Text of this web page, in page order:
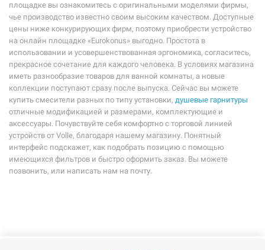
площадке вы ознакомитесь с оригинальными моделями фирмы,
чье производство известно своим высоким качеством. Доступные
цены ниже конкурирующих фирм, поэтому приобрести устройство
на онлайн площадке «Eurokonus» выгодно. Простота в
использовании и усовершенствованная эргономика, согласитесь,
прекрасное сочетание для каждого человека. В условиях магазина
иметь разнообразие товаров для ванной комнаты, а новые
коллекции поступают сразу после выпуска. Сейчас вы можете
купить смесители разных по типу установки, душевые гарнитуры
отличные модификацией и размерами, комплектующие и
аксессуары. Почувствуйте себя комфортно с торговой линией
устройств от Volle, благодаря нашему магазину. Понятный
интерфейс подскажет, как подобрать позицию с помощью
имеющихся фильтров и быстро оформить заказ. Вы можете
позвонить, или написать нам на почту.